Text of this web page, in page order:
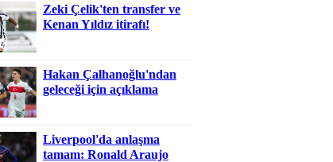
Zeki Çelik'ten transfer ve
Kenan Yıldız itirafı!
Hakan Çalhanoğlu'ndan
geleceği için açıklama
Liverpool'da anlaşma
tamam: Ronald Araujo